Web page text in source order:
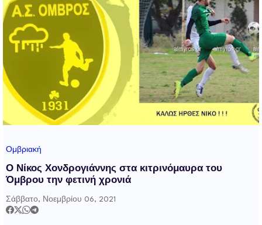
Ομβριακή
Ο Νίκος Χονδρογιάννης στα κιτρινόμαυρα του
Όμβρου την φετινή χρονιά
Σάββατο, Νοεμβρίου 06, 2021